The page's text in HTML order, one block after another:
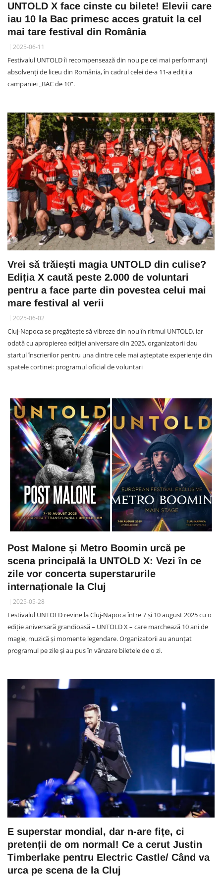
UNTOLD X face cinste cu bilete! Elevii care
iau 10 la Bac primesc acces gratuit la cel
mai tare festival din România
2025-06-11
Festivalul UNTOLD îi recompensează din nou pe cei mai performanți
absolvenți de liceu din România, în cadrul celei de-a 11-a ediții a
campaniei „BAC de 10”.
Vrei să trăiești magia UNTOLD din culise?
Ediția X caută peste 2.000 de voluntari
pentru a face parte din povestea celui mai
mare festival al verii
2025-06-02
Cluj-Napoca se pregătește să vibreze din nou în ritmul UNTOLD, iar
odată cu apropierea ediției aniversare din 2025, organizatorii dau
startul înscrierilor pentru una dintre cele mai așteptate experiențe din
spatele cortinei: programul oficial de voluntari
Post Malone și Metro Boomin urcă pe
scena principală la UNTOLD X: Vezi în ce
zile vor concerta superstarurile
internaționale la Cluj
2025-05-28
Festivalul UNTOLD revine la Cluj-Napoca între 7 și 10 august 2025 cu o
ediție aniversară grandioasă – UNTOLD X – care marchează 10 ani de
magie, muzică și momente legendare. Organizatorii au anunțat
programul pe zile și au pus în vânzare biletele de o zi.
E superstar mondial, dar n-are fițe, ci
pretenții de om normal! Ce a cerut Justin
Timberlake pentru Electric Castle/ Când va
urca pe scena de la Cluj